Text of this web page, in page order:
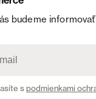
budeme
spodmienkami